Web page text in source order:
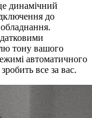
динамічний
до
тону вашого
автоматичного
все за вас.